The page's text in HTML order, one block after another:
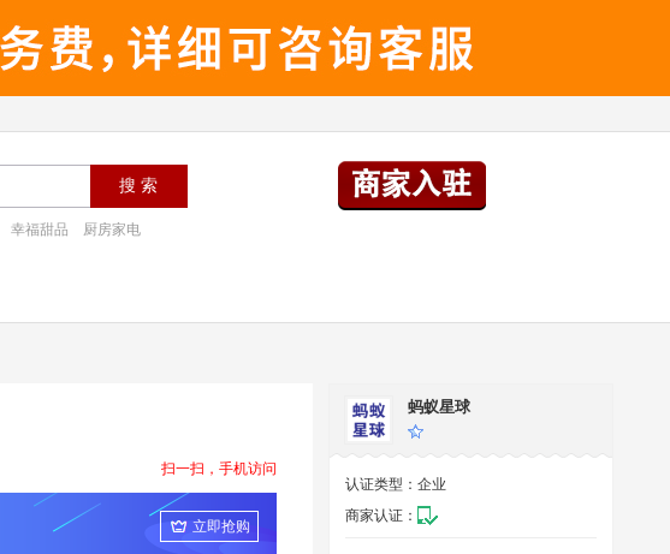
幸福甜品 厨房家电
扫一扫，手机访问
立即抢购
蚂蚁星球
认证类型： 企业
商家认证：